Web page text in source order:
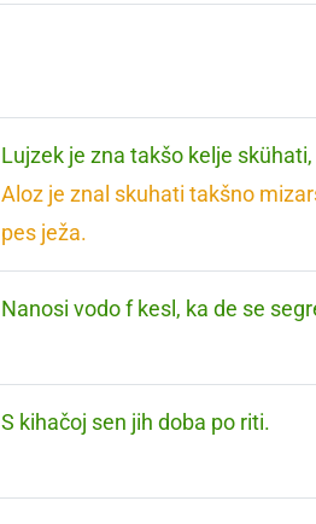
Lujzek je zna takšo kelje
Aloz je znal skuhati takšno
pes ježa.
Nanosi vodo f kesl, ka de se
S kihačoj sen jih doba po riti.